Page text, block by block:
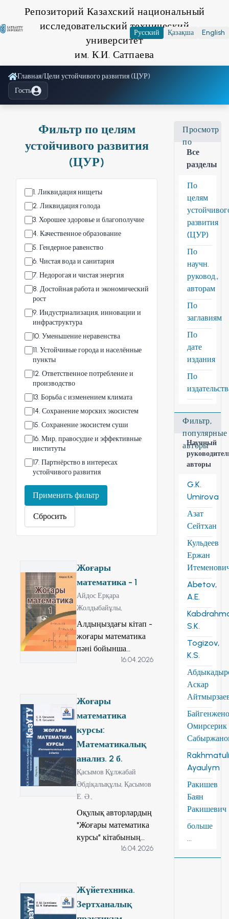
Репозиторий Казахский национальный
исследовательский технический
университет
им. К.И. Сатпаева
Русский Қазақша English
Главная/Цели устойчивого развития (ЦУР)
Гость
Фильтр по целям
устойчивого развития
(ЦУР)
1. Ликвидация нищеты
2. Ликвидация голода
3. Хорошее здоровье и благополучие
4. Качественное образование
5. Гендерное равенство
6. Чистая вода и санитария
7. Недорогая и чистая энергия
8. Достойная работа и экономический
рост
9. Индустриализация, инновации и
инфраструктура
10. Уменьшение неравенства
11. Устойчивые города и населённые
пункты
12. Ответственное потребление и
производство
13. Борьба с изменением климата
14. Сохранение морских экосистем
15. Сохранение экосистем суши
16. Мир, правосудие и эффективные
институты
17. Партнёрство в интересах
устойчивого развития
Применить фильтр
Сбросить
Жоғары
математика - 1
Айдос Ерқара
Жолдыбайұлы,
Алдыңыздағы кітап -
жоғары математика
пәні бойынша
техникалық жоғары
деңгейіндегі типтік
кредиттік жүйесіне
арналып жазылған,
үш бөлімнен тұратын
кітаптарымыздың
біріншісі. Бұл кітапта
жоғары
математиканың
"Сызықтық алгебра,
векторлық алгебра
және аналитикалық
Әрбір тақырып
мынадай құрылымда
16.04.2026
Жоғары
математика
курсы:
Математикалық
анализ. 2 б.
Қасымов Құлжабай
Әбдіқалықұлы,Қасымов
Е. Ә.,
Оқулық авторлардың
"Жоғары математика
курсы" кітабының
жалғасы, III томның
функциялық
тізбектер мен
қатарлар, Фурье
16.04.2026
Жүйетехника.
Зертханалық
Просмотр
по
Все
разделы
По
целям
развития
(ЦУР)
По
научн.
руковод.,
авторам
По
заглавиям
По
дате
издания
По
Фильтр,
популярные
авторы
Научный
авторы
G.K.
Umirova
Азат
Сейтхан
Кульдеев
Ержан
Abetov,
A.E.
S.K.
Togizov,
K.S.
Аскар
Омирсерик
Ayaulym
Ракишев
Баян
Ракишевич
больше
...